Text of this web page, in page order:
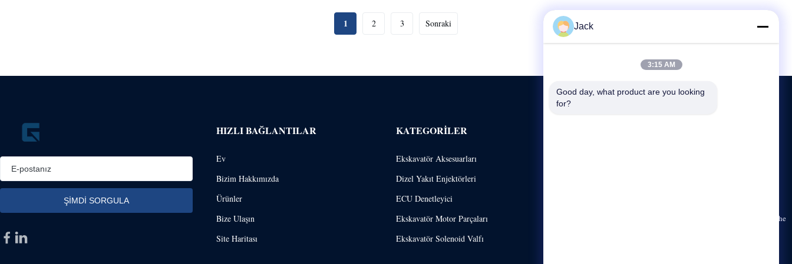
1 2 3 Sonraki
HIZLI BAĞLANTILAR
Ev
Bizim Hakkımızda
Ürünler
Bize Ulaşın
Site Haritası
KATEGORILER
Ekskavatör Aksesuarları
Dizel Yakıt Enjektörleri
ECU Denetleyici
Ekskavatör Motor Parçaları
Ekskavatör Solenoid Valfı
Oda 315-316, üçüncü kat, hayır.1020Zhongshan AV, Tianhe
Jack
3:15 AM
Good day, what product are you looking
for?